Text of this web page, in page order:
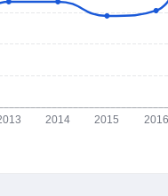
2014 2015 2016